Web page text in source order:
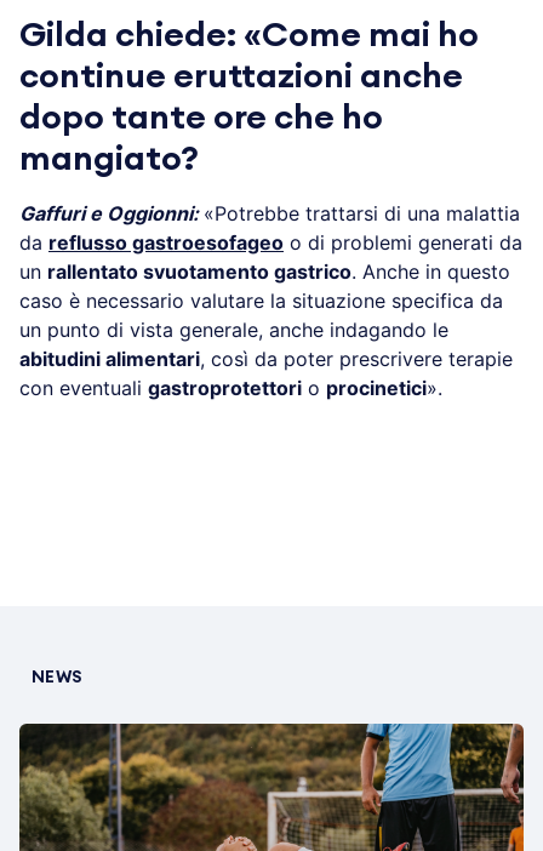
Gilda chiede: «Come mai ho
continue eruttazioni anche
dopo tante ore che ho
mangiato?
Gaffuri e Oggionni: «Potrebbe trattarsi di una malattia
da reflusso gastroesofageo o di problemi generati da
un rallentato svuotamento gastrico. Anche in questo
caso è necessario valutare la situazione specifica da
un punto di vista generale, anche indagando le
abitudini alimentari, così da poter prescrivere terapie
con eventuali gastroprotettori o procinetici».
NEWS